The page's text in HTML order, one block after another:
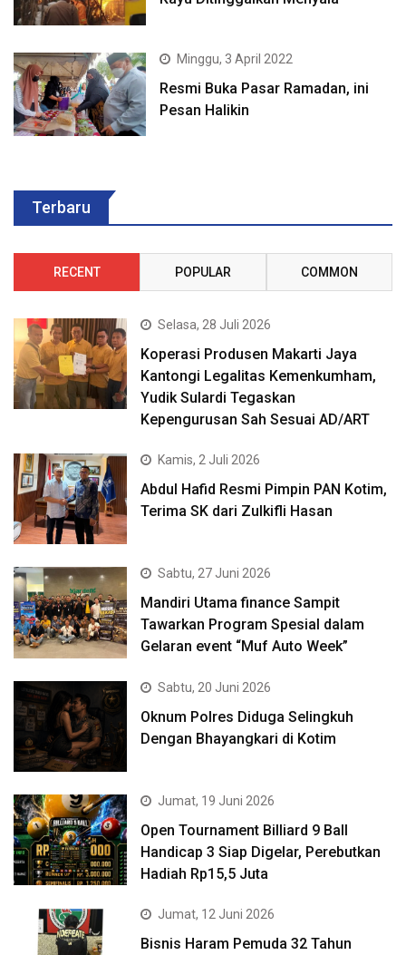
Minggu, 3 April 2022
Resmi Buka Pasar Ramadan, ini
Pesan Halikin
Terbaru
RECENT POPULAR COMMON
Selasa, 28 Juli 2026
Koperasi Produsen Makarti Jaya
Kantongi Legalitas Kemenkumham,
Yudik Sulardi Tegaskan
Kepengurusan Sah Sesuai AD/ART
Kamis, 2 Juli 2026
Abdul Hafid Resmi Pimpin PAN Kotim,
Terima SK dari Zulkifli Hasan
Sabtu, 27 Juni 2026
Mandiri Utama finance Sampit
Tawarkan Program Spesial dalam
Gelaran event “Muf Auto Week”
Sabtu, 20 Juni 2026
Oknum Polres Diduga Selingkuh
Dengan Bhayangkari di Kotim
Jumat, 19 Juni 2026
Open Tournament Billiard 9 Ball
Handicap 3 Siap Digelar, Perebutkan
Hadiah Rp15,5 Juta
Jumat, 12 Juni 2026
Bisnis Haram Pemuda 32 Tahun